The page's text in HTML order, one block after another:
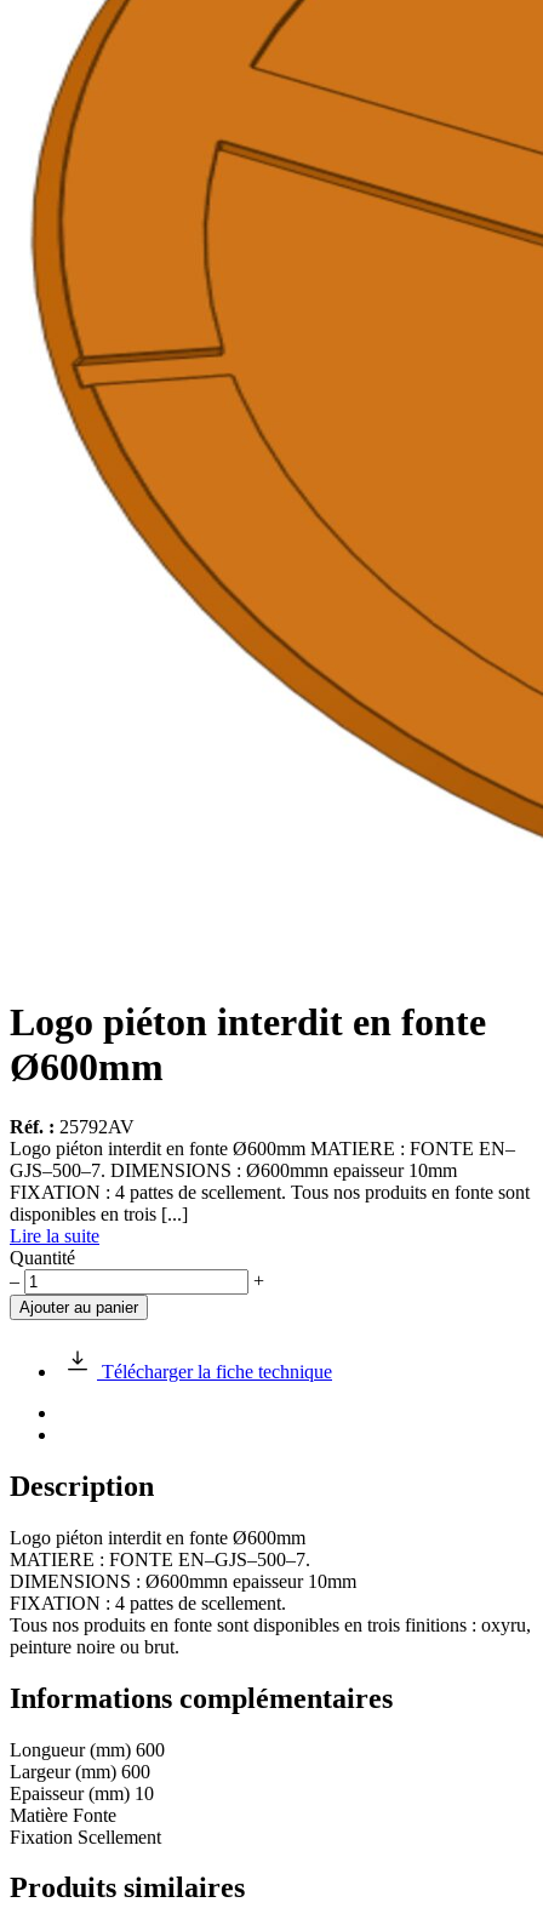
Logo piéton interdit en fonte
Ø600mm
Réf. : 25792AV
Logo piéton interdit en fonte Ø600mm MATIERE : FONTE EN–
GJS–500–7. DIMENSIONS : Ø600mmn epaisseur 10mm
FIXATION : 4 pattes de scellement. Tous nos produits en fonte sont
disponibles en trois [...]
Lire la suite
Quantité
quantité
de
Logo
interdit
fonte
Ø600mm
– +
Ajouter au panier
Télécharger la fiche technique
Description
Logo piéton interdit en fonte Ø600mm
MATIERE : FONTE EN–GJS–500–7.
DIMENSIONS : Ø600mmn epaisseur 10mm
FIXATION : 4 pattes de scellement.
Tous nos produits en fonte sont disponibles en trois finitions : oxyru,
peinture noire ou brut.
Informations complémentaires
Longueur (mm) 600
Largeur (mm) 600
Epaisseur (mm) 10
Matière Fonte
Fixation Scellement
Produits similaires